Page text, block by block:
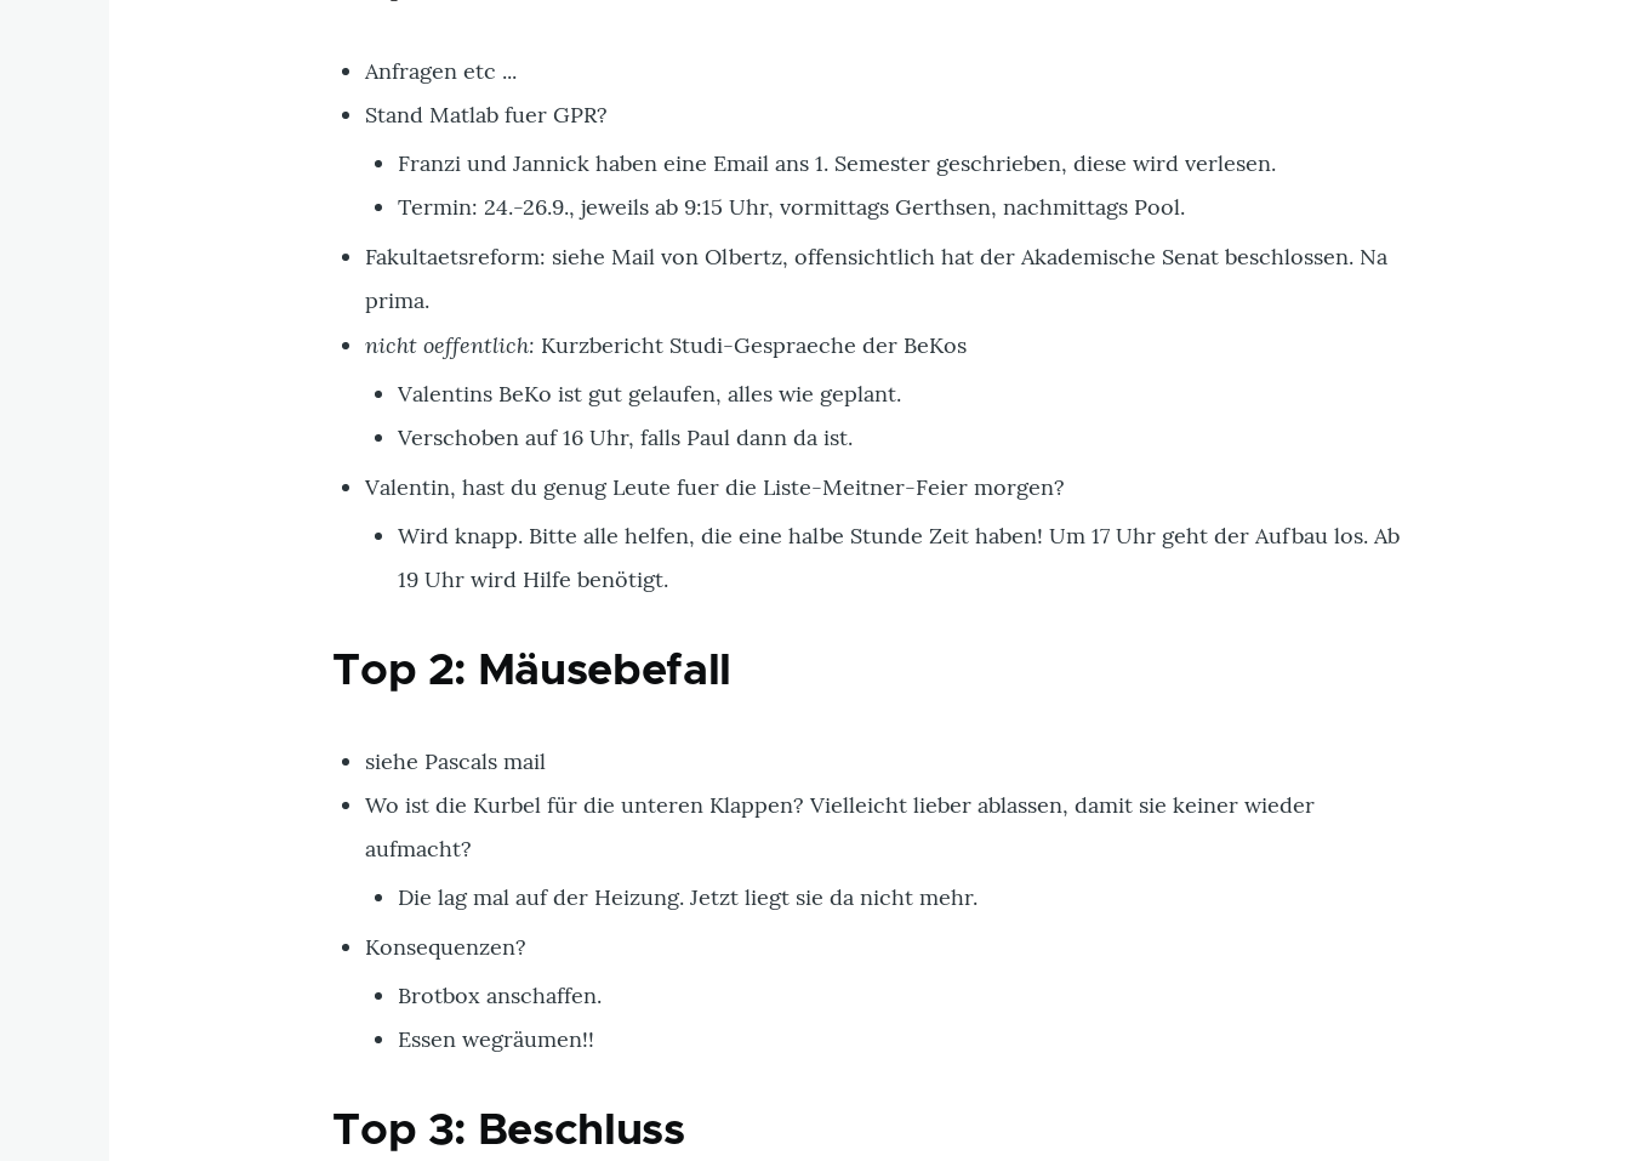
Anfragen etc ...
Stand Matlab fuer GPR?
Franzi und Jannick haben eine Email ans 1. Semester geschrieben, diese wird verlesen.
Termin: 24.-26.9., jeweils ab 9:15 Uhr, vormittags Gerthsen, nachmittags Pool.
Fakultaetsreform: siehe Mail von Olbertz, offensichtlich hat der Akademische Senat beschlossen. Na
prima.
nicht oeffentlich: Kurzbericht Studi-Gespraeche der BeKos
Valentins BeKo ist gut gelaufen, alles wie geplant.
Verschoben auf 16 Uhr, falls Paul dann da ist.
Valentin, hast du genug Leute fuer die Liste-Meitner-Feier morgen?
Wird knapp. Bitte alle helfen, die eine halbe Stunde Zeit haben! Um 17 Uhr geht der Aufbau los. Ab
19 Uhr wird Hilfe benötigt.
Top 2: Mäusebefall
siehe Pascals mail
Wo ist die Kurbel für die unteren Klappen? Vielleicht lieber ablassen, damit sie keiner wieder
aufmacht?
Die lag mal auf der Heizung. Jetzt liegt sie da nicht mehr.
Konsequenzen?
Brotbox anschaffen.
Essen wegräumen!!
Top 3: Beschluss